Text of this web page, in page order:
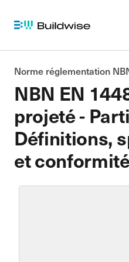
NBN EN
projeté -
Définitions,
et
Norme réglementation